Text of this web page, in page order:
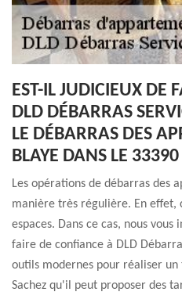
EST-IL JUDICIEUX DE
DLD DÉBARRAS
LE DÉBARRAS DES
BLAYE DANS LE
Les opérations de débarras des
manière très régulière. En effet,
espaces. Dans ce cas, nous
faire de confiance à DLD
outils modernes pour réaliser
Sachez qu'il peut proposer des